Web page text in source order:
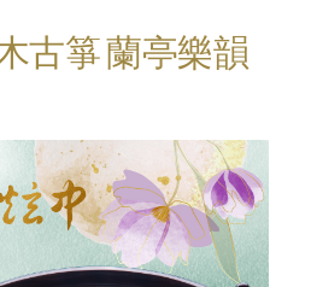
古箏 蘭亭樂韻